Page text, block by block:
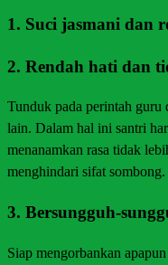
1. Suci jasmani dan
2. Rendah hati dan
Tunduk pada perintah guru
lain. Dalam hal ini santri
menanamkan rasa tidak
menghindari sifat sombong.
3. Bersungguh-
Siap mengorbankan